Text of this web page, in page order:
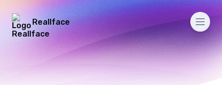
Reallface